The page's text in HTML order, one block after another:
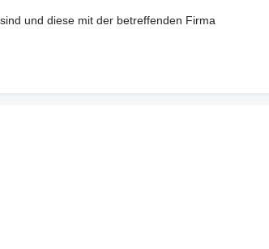
und diese mit der betreffenden Firma